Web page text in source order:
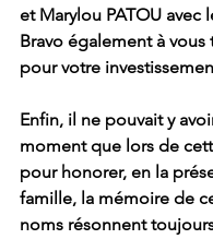
et Marylou PATOU avec
Bravo également à
pour votre
Enfin, il ne pouvait y
moment que lors de
pour honorer, en la
famille, la mémoire de
noms résonnent